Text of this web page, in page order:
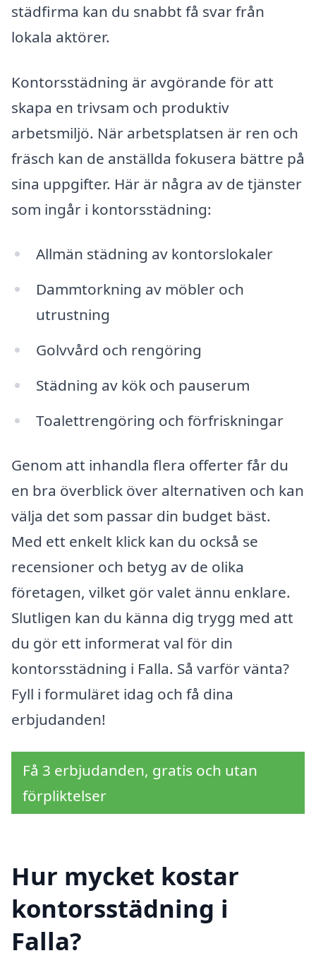
städfirma kan du snabbt få svar från
lokala aktörer.
Kontorsstädning är avgörande för att
skapa en trivsam och produktiv
arbetsmiljö. När arbetsplatsen är ren och
fräsch kan de anställda fokusera bättre på
sina uppgifter. Här är några av de tjänster
som ingår i kontorsstädning:
Allmän städning av kontorslokaler
Dammtorkning av möbler och
utrustning
Golvvård och rengöring
Städning av kök och pauserum
Toalettrengöring och förfriskningar
Genom att inhandla flera offerter får du
en bra överblick över alternativen och kan
välja det som passar din budget bäst.
Med ett enkelt klick kan du också se
recensioner och betyg av de olika
företagen, vilket gör valet ännu enklare.
Slutligen kan du känna dig trygg med att
du gör ett informerat val för din
kontorsstädning i Falla. Så varför vänta?
Fyll i formuläret idag och få dina
erbjudanden!
Få 3 erbjudanden, gratis och utan
förpliktelser
Hur mycket kostar
kontorsstädning i
Falla?